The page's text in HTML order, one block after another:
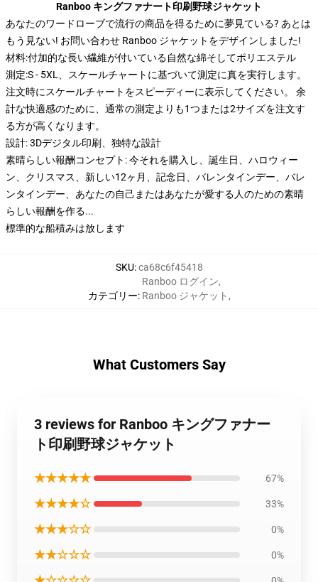
Ranboo キングファナート印刷野球ジャケット
あなたのワードローブで流行の商品を得るために夢見ている? あとは
もう見ない! お問い合わせ Ranboo ジャケットをデザインしました!
材料:付加的な長い繊維が付いている自然な綿そしてポリエステル
測定:S - 5XL、スケールチャートに基づいて測定に真を実行します。
注文時にスケールチャートをスピーディーに表示してください。 余
計な快適感のために、通常の測定よりも1つまたは2サイズを注文す
る方が高くなります。
設計: 3Dデジタル印刷、独特な設計
素晴らしい報酬コンセプト: 今それを購入し、誕生日、ハロウィー
ン、クリスマス、新しい12ヶ月、記念日、バレンタインデー、バレ
ンタインデー、あなたの自己またはあなたが愛する人のための素晴
らしい報酬を作る...
標準的な船積みは放します
SKU:ca68c6f45418
カテゴリー:
Ranboo ログイン,
Ranboo ジャケット ,
What Customers Say
3 reviews for Ranboo キングファナー
ト印刷野球ジャケット
★★★★★ 67%
★★★★☆ 33%
★★★☆☆ 0%
★★☆☆☆ 0%